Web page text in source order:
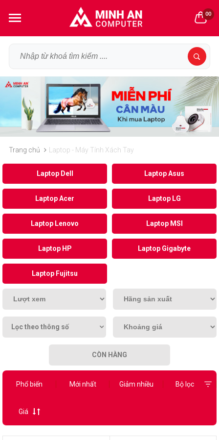
00
Trang chủ Laptop - Máy Tính Xách Tay
Laptop Dell Laptop Asus
Laptop Acer Laptop LG
Laptop Lenovo Laptop MSI
Laptop HP Laptop Gigabyte
Laptop Fujitsu
Lọc theo thông số
CÒN HÀNG
Phổ biến Mới nhất Giảm nhiều Bộ lọc
Giá